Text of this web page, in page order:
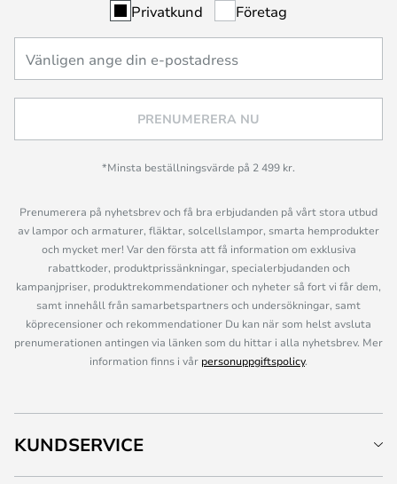
Privatkund Företag
PRENUMERERA NU
*Minsta beställningsvärde på 2 499 kr.
Prenumerera på nyhetsbrev och få bra erbjudanden på vårt stora utbud
av lampor och armaturer, fläktar, solcellslampor, smarta hemprodukter
och mycket mer! Var den första att få information om exklusiva
rabattkoder, produktprissänkningar, specialerbjudanden och
kampanjpriser, produktrekommendationer och nyheter så fort vi får dem,
samt innehåll från samarbetspartners och undersökningar, samt
köprecensioner och rekommendationer Du kan när som helst avsluta
prenumerationen antingen via länken som du hittar i alla nyhetsbrev. Mer
information finns i vår personuppgiftspolicy.
KUNDSERVICE